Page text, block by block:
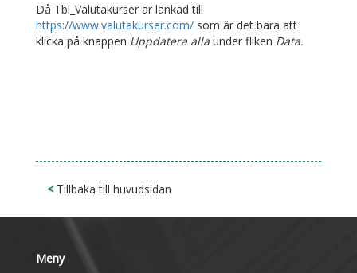
Då Tbl_Valutakurser är länkad till
https://www.valutakurser.com/ som är det bara att
klicka på knappen Uppdatera alla under fliken Data.
< Tillbaka till huvudsidan
Meny